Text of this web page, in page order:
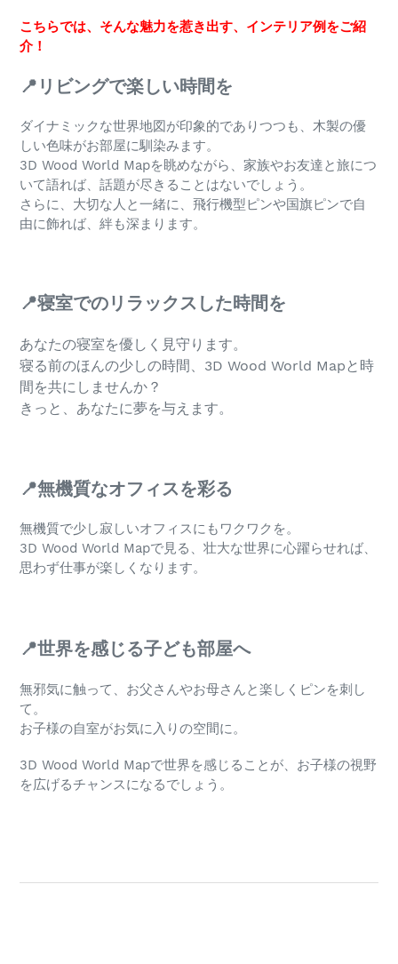
こちらでは、そんな魅力を惹き出す、インテリア例をご紹
介！
📍リビングで楽しい時間を
ダイナミックな世界地図が印象的でありつつも、木製の優
しい色味がお部屋に馴染みます。
3D Wood World Mapを眺めながら、家族やお友達と旅につ
いて語れば、話題が尽きることはないでしょう。
さらに、大切な人と一緒に、飛行機型ピンや国旗ピンで自
由に飾れば、絆も深まります。
📍寝室でのリラックスした時間を
あなたの寝室を優しく見守ります。
寝る前のほんの少しの時間、3D Wood World Mapと時
間を共にしませんか？
きっと、あなたに夢を与えます。
📍無機質なオフィスを彩る
無機質で少し寂しいオフィスにもワクワクを。
3D Wood World Mapで見る、壮大な世界に心躍らせれば、
思わず仕事が楽しくなります。
📍世界を感じる子ども部屋へ
無邪気に触って、お父さんやお母さんと楽しくピンを刺し
て。
お子様の自室がお気に入りの空間に。
3D Wood World Mapで世界を感じることが、お子様の視野
を広げるチャンスになるでしょう。